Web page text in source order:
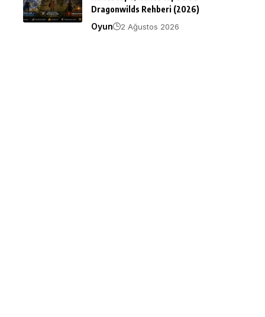
Dragonwilds Rehberi (2026)
Oyun
2 Ağustos 2026